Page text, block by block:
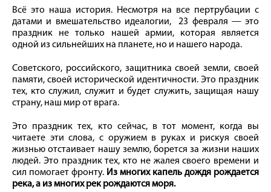
Всё это наша история. Несмотря на все пертрубации с
датами и вмешательство идеалогии, 23 февраля — это
праздник не только нашей армии, которая является
одной из сильнейших на планете, но и нашего народа.
Советского, российского, защитника своей земли, своей
памяти, своей исторической идентичности. Это праздник
тех, кто служил, служит и будет служить, защищая нашу
страну, наш мир от врага.
Это праздник тех, кто сейчас, в тот момент, когда вы
читаете эти слова, с оружием в руках и рискуя своей
жизнью отстаивает нашу землю, борется за жизни наших
людей. Это праздник тех, кто не жалея своего времени и
сил помогает фронту. Из многих капель дождя рождается
река, а из многих рек рождаются моря.